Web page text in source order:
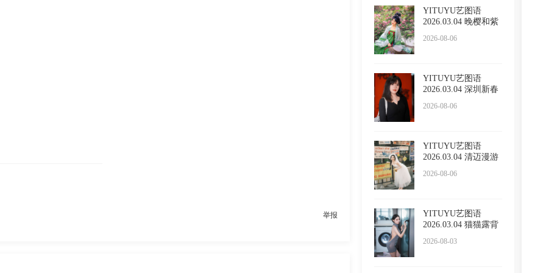
YITUYU艺图语
2026.03.04 晚樱和紫
2026-08-06
YITUYU艺图语
2026.03.04 深圳新春
2026-08-06
YITUYU艺图语
2026.03.04 清迈漫游
2026-08-06
YITUYU艺图语
2026.03.04 猫猫露背
2026-08-03
举报